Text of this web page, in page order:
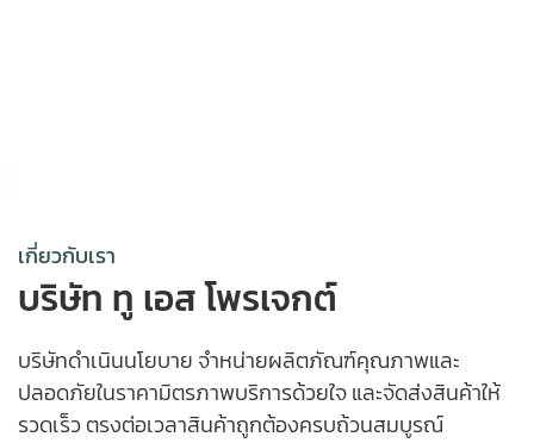
เกี่ยวกับเรา
บริษัท ทู เอส โพรเจกต์
บริษัทดำเนินนโยบาย จำหน่ายผลิตภัณฑ์คุณภาพและ
ปลอดภัยในราคามิตรภาพบริการด้วยใจ และจัดส่งสินค้าให้
รวดเร็ว ตรงต่อเวลาสินค้าถูกต้องครบถ้วนสมบูรณ์